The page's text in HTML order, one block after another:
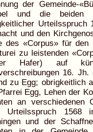
der Gemeinde-
und die beiden
Urteilsspruch
und den
des «Corpus» für
zu leistenden
Hafer) auf
16.
zu Egg; obrigkeitlich
Egg, Lehen der
an verschiedenen
Urteilsspruch 1568
und der